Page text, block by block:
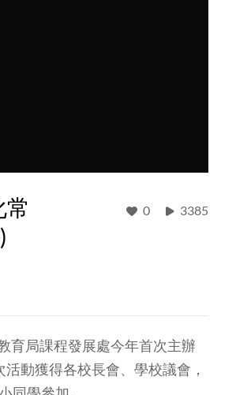
0 3385
育局課程發展處今年首次主辦
動獲得各校長會、學校議會，